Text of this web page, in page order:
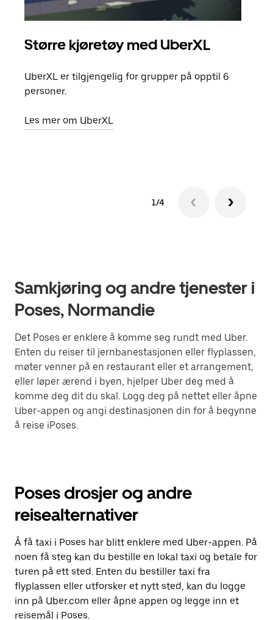
Større kjøretøy med UberXL
UberXL er tilgjengelig for grupper på opptil 6
personer.
Les mer om UberXL
1/4
Samkjøring og andre tjenester i
Poses, Normandie
Det Poses er enklere å komme seg rundt med Uber.
Enten du reiser til jernbanestasjonen eller flyplassen,
møter venner på en restaurant eller et arrangement,
eller løper ærend i byen, hjelper Uber deg med å
komme deg dit du skal. Logg deg på nettet eller åpne
Uber-appen og angi destinasjonen din for å begynne
å reise iPoses.
Poses drosjer og andre
reisealternativer
Å få taxi i Poses har blitt enklere med Uber-appen. På
noen få steg kan du bestille en lokal taxi og betale for
turen på ett sted. Enten du bestiller taxi fra
flyplassen eller utforsker et nytt sted, kan du logge
inn på Uber.com eller åpne appen og legge inn et
reisemål i Poses.